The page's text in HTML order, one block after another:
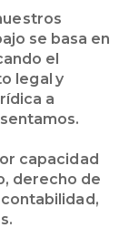
se basa en
el
legal y
a
capacidad
derecho de